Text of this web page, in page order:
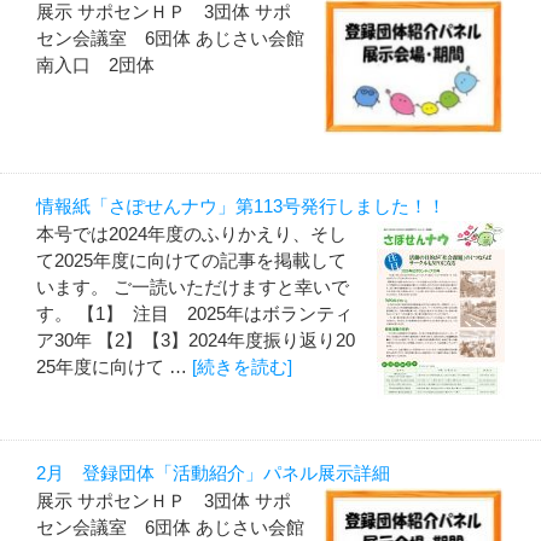
展示 サポセンＨＰ 3団体 サポ
セン会議室 6団体 あじさい会館
南入口 2団体
情報紙「さぽせんナウ」第113号発行しました！！
本号では2024年度のふりかえり、そし
て2025年度に向けての記事を掲載して
います。 ご一読いただけますと幸いで
す。 【1】 注目 2025年はボランティ
ア30年 【2】【3】2024年度振り返り20
25年度に向けて … [続きを読む]
2月 登録団体「活動紹介」パネル展示詳細
展示 サポセンＨＰ 3団体 サポ
セン会議室 6団体 あじさい会館